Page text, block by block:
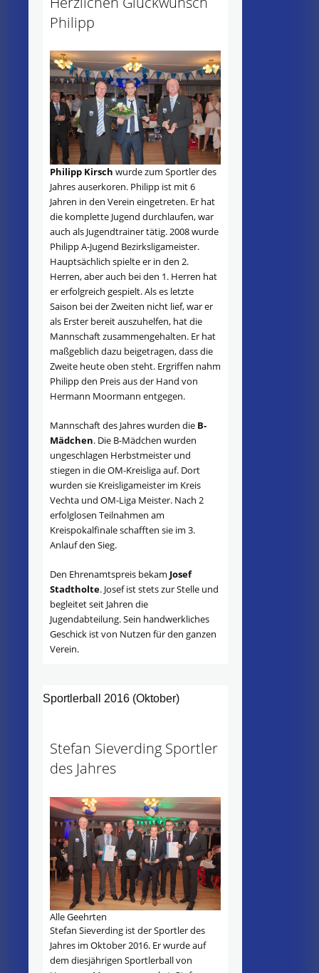
Philipp
Philipp Kirsch wurde zum Sportler des
Jahres auserkoren. Philipp ist mit 6
Jahren in den Verein eingetreten. Er hat
die komplette Jugend durchlaufen, war
auch als Jugendtrainer tätig. 2008 wurde
Philipp A-Jugend Bezirksligameister.
Hauptsächlich spielte er in den 2.
Herren, aber auch bei den 1. Herren hat
er erfolgreich gespielt. Als es letzte
Saison bei der Zweiten nicht lief, war er
als Erster bereit auszuhelfen, hat die
Mannschaft zusammengehalten. Er hat
maßgeblich dazu beigetragen, dass die
Zweite heute oben steht. Ergriffen nahm
Philipp den Preis aus der Hand von
Hermann Moormann entgegen.
Mannschaft des Jahres wurden die B-
Mädchen. Die B-Mädchen wurden
ungeschlagen Herbstmeister und
stiegen in die OM-Kreisliga auf. Dort
wurden sie Kreisligameister im Kreis
Vechta und OM-Liga Meister. Nach 2
erfolglosen Teilnahmen am
Kreispokalfinale schafften sie im 3.
Anlauf den Sieg.
Den Ehrenamtspreis bekam Josef
Stadtholte. Josef ist stets zur Stelle und
begleitet seit Jahren die
Jugendabteilung. Sein handwerkliches
Geschick ist von Nutzen für den ganzen
Verein.
Sportlerball 2016 (Oktober)
Stefan Sieverding Sportler
des Jahres
Alle Geehrten
Stefan Sieverding ist der Sportler des
Jahres im Oktober 2016. Er wurde auf
dem diesjährigen Sportlerball von